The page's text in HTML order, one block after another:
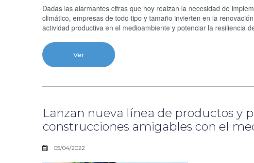
Dadas las alarmantes cifras que hoy realzan la necesidad de
climático, empresas de todo tipo y tamaño invierten en la
actividad productiva en el medioambiente y potenciar la resiliencia
Ver
Lanzan nueva línea de productos y
construcciones amigables con el
05/04/2022